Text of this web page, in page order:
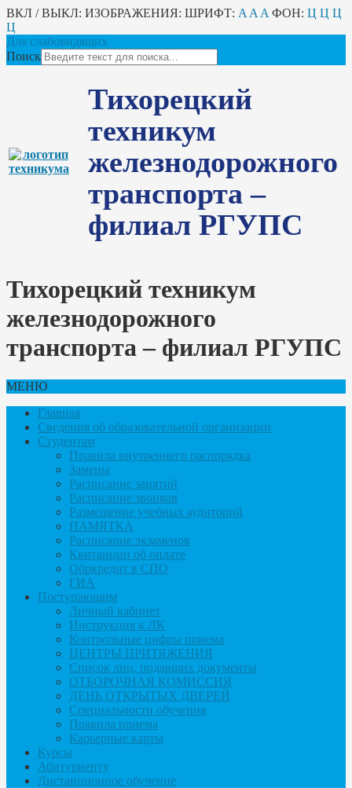
ВКЛ / ВЫКЛ: ИЗОБРАЖЕНИЯ: ШРИФТ: A A A ФОН: Ц Ц Ц
Ц
Для слабовидящих
Поиск
Тихорецкий
техникум
железнодорожного
транспорта –
филиал РГУПС
Тихорецкий техникум
железнодорожного
транспорта – филиал РГУПС
МЕНЮ
Главная
Сведения об образовательной организации
Студентам
Правила внутреннего распорядка
Замены
Расписание занятий
Расписание звонков
Размещение учебных аудиторий
ПАМЯТКА
Расписание экзаменов
Квитанции об оплате
Обркредит в СПО
ГИА
Поступающим
Личный кабинет
Инструкция к ЛК
Контрольные цифры приема
ЦЕНТРЫ ПРИТЯЖЕНИЯ
Список лиц, подавших документы
ОТБОРОЧНАЯ КОМИССИЯ
ДЕНЬ ОТКРЫТЫХ ДВЕРЕЙ
Специальности обучения
Правила приема
Карьерные карты
Курсы
Абитуриенту
Дистанционное обучение